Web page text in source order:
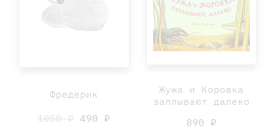
Фредерик
1050 ₽ 490 ₽
Жужа и Коровка
заплывают далеко
890 ₽